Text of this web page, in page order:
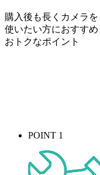
購入後も長くカメラを
使いたい方におすすめ
おトクなポイント
POINT 1